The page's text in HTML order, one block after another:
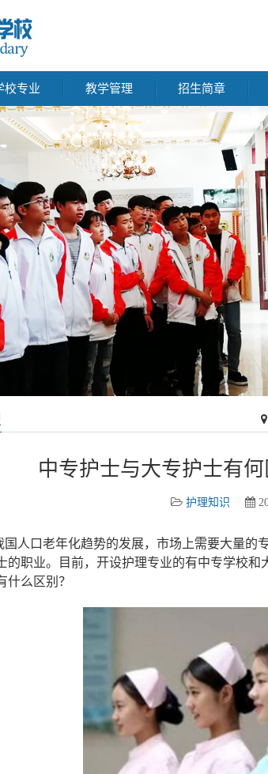
校专业 教学管理 招生简章
中专护士与大专护士有
护理知识
口老年化趋势的发展，市场上需要大量的
的职业。目前，开设护理专业的有中专学校和
什么区别？